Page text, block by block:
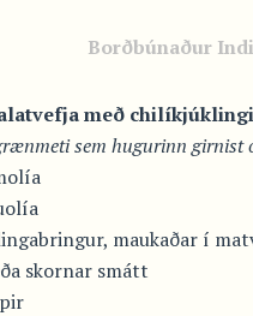
Borðbúnaður
með chilíkjúklingi
sem hugurinn girnist
maukaðar í
skornar smátt